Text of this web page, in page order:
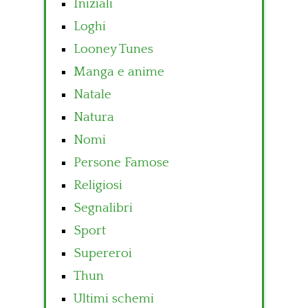
Iniziali
Loghi
Looney Tunes
Manga e anime
Natale
Natura
Nomi
Persone Famose
Religiosi
Segnalibri
Sport
Supereroi
Thun
Ultimi schemi